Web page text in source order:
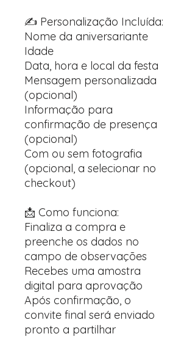
✍️ Personalização Incluída:
Nome da aniversariante
Idade
Data, hora e local da festa
Mensagem personalizada
(opcional)
Informação para
confirmação de presença
(opcional)
Com ou sem fotografia
(opcional, a selecionar no
checkout)
📩 Como funciona:
Finaliza a compra e
preenche os dados no
campo de observações
Recebes uma amostra
digital para aprovação
Após confirmação, o
convite final será enviado
pronto a partilhar